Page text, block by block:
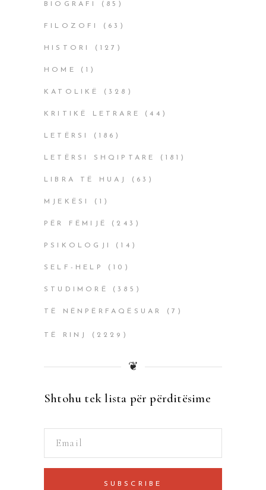
BIOGRAFI (85)
FILOZOFI (63)
HISTORI (127)
HOME (1)
KATOLIKË (328)
KRITIKË LETRARE (44)
LETËRSI (186)
LETËRSI SHQIPTARE (181)
LIBRA TË HUAJ (63)
MJEKËSI (1)
PËR FËMIJË (243)
PSIKOLOGJI (14)
SELF-HELP (10)
STUDIMORË (385)
TË NËNPËRFAQËSUAR (7)
TË RINJ (2229)
❦
Shtohu tek lista për përditësime
SUBSCRIBE